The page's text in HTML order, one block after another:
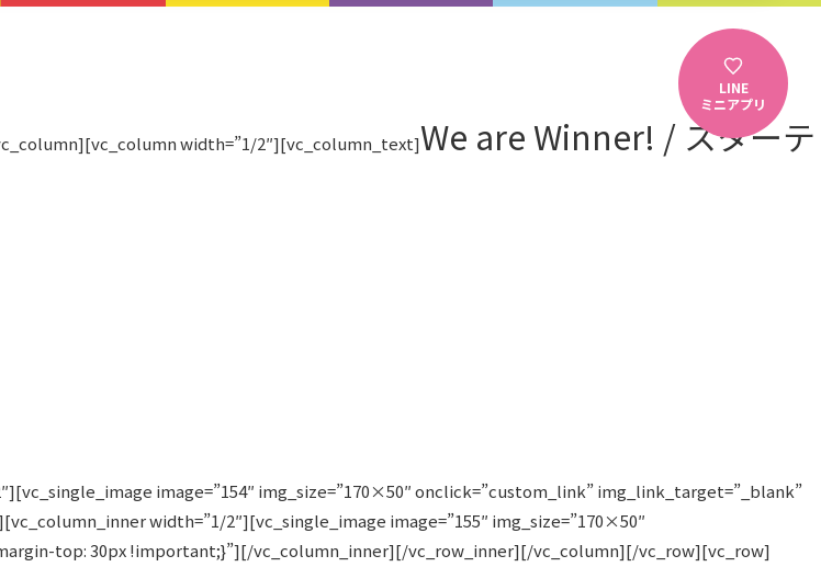
LINE
ミニアプリ
width=”1/2″][vc_column_text]We are Winner! / スターテ
image=”154″ img_size=”170×50″ onclick=”custom_link” img_link_target=”_blank”
width=”1/2″][vc_single_image image=”155″ img_size=”170×50″
top: 30px !important;}”][/vc_column_inner][/vc_row_inner][/vc_column][/vc_row][vc_row]